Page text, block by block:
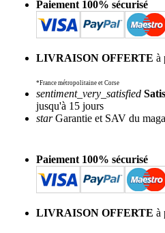
Paiement 100% sécurisé
LIVRAISON OFFERTE à
*France métropolitaine et Corse
sentiment_very_satisfied
jusqu'à 15 jours
starGarantie et SAV du
Paiement 100% sécurisé
LIVRAISON OFFERTE à